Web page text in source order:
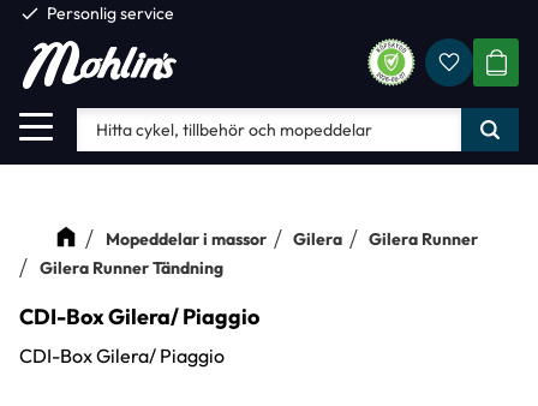
Meny
check Personlig service
Mopeddelar i massor Gilera
Gilera Runner
Gilera Runner Tändning
CDI-Box Gilera/ Piaggio
CDI-Box Gilera/ Piaggio